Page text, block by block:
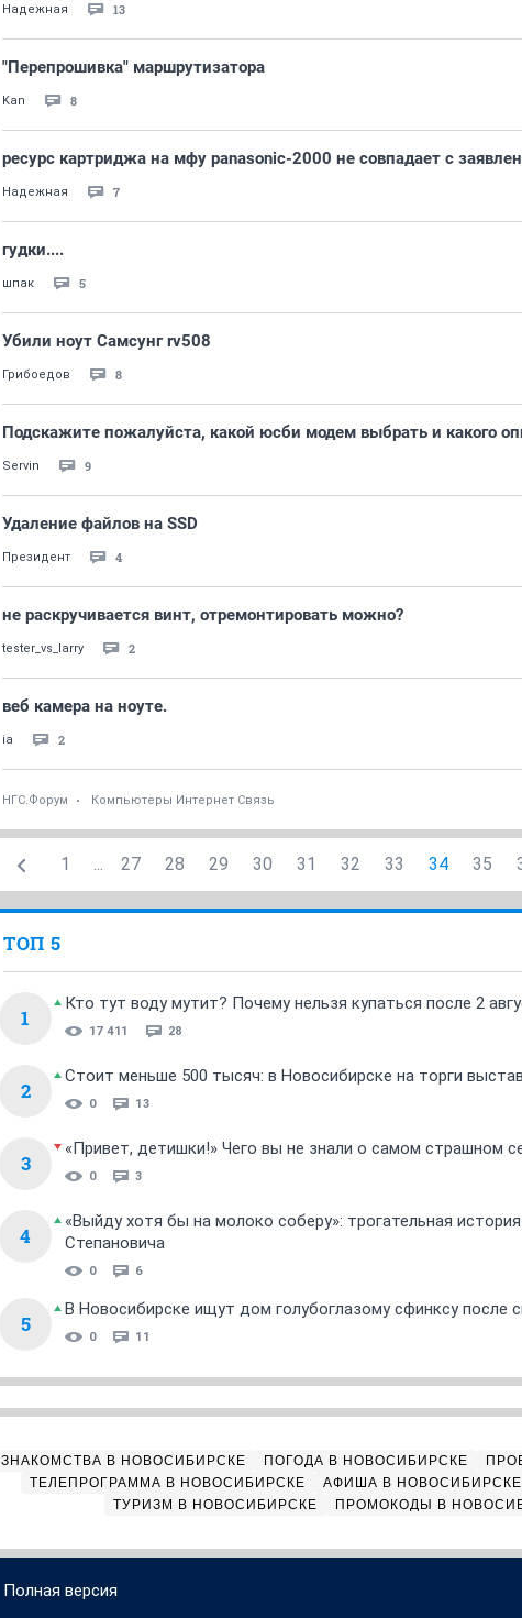
Надежная 13
"Перепрошивка" маршрутизатора
Kan 8
ресурс картриджа на мфу panasonic-2000 не совпадает с
Надежная 7
гудки....
шпак 5
Убили ноут Самсунг rv508
Грибоедов 8
Подскажите пожалуйста, какой юсби модем выбрать и какого
Servin 9
Удаление файлов на SSD
Президент 4
не раскручивается винт, отремонтировать можно?
tester_vs_larry 2
веб камера на ноуте.
ia 2
НГС.Форум Компьютеры Интернет Связь
1 ... 27 28 29 30 31 32 33 34 35
ТОП 5
1
Кто тут воду мутит? Почему нельзя купаться после 2
17 411 28
2
Стоит меньше 500 тысяч: в Новосибирске на торги
0 13
3
«Привет, детишки!» Чего вы не знали о самом страшном
0 3
4
«Выйду хотя бы на молоко соберу»: трогательная
Степановича
0 6
5
В Новосибирске ищут дом голубоглазому сфинксу после
0 11
ЗНАКОМСТВА В НОВОСИБИРСКЕ ПОГОДА В НОВОСИБИРСКЕ
ТЕЛЕПРОГРАММА В НОВОСИБИРСКЕ
АФИША В НОВОСИБИРСКЕ
ТУРИЗМ В НОВОСИБИРСКЕ
ПРОМОКОДЫ В
Полная версия